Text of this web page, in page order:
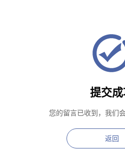
提交
您的留言已收到，我们
返回